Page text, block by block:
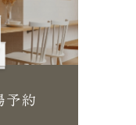
予約